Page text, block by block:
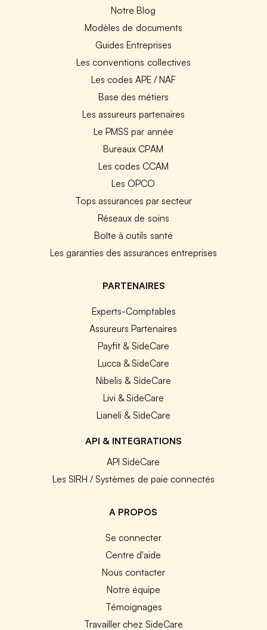
Notre Blog
Modèles de documents
Guides Entreprises
Les conventions collectives
Les codes APE / NAF
Base des métiers
Les assureurs partenaires
Le PMSS par année
Bureaux CPAM
Les codes CCAM
Les OPCO
Tops assurances par secteur
Réseaux de soins
Boîte à outils santé
Les garanties des assurances entreprises
PARTENAIRES
Experts-Comptables
Assureurs Partenaires
Payfit & SideCare
Lucca & SideCare
Nibelis & SideCare
Livi & SideCare
Lianeli & SideCare
API & INTEGRATIONS
API SideCare
Les SIRH / Systèmes de paie connectés
A PROPOS
Se connecter
Centre d'aide
Nous contacter
Notre équipe
Témoignages
Travailler chez SideCare